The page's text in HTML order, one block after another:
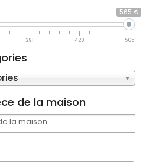
565 €
291 428 565
de la maison